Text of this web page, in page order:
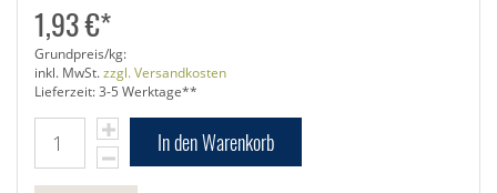
1,93 €*
Grundpreis/kg:
inkl. MwSt.zzgl. Versandkosten
Lieferzeit: 3-5 Werktage**
In den Warenkorb